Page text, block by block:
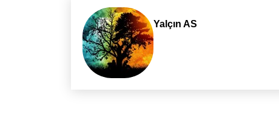
Yalçın AS